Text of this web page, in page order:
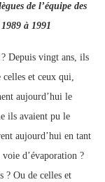
de l’équipe des
à 1991
Depuis vingt ans, ils
et ceux qui,
aujourd’hui le
ils avaient pu le
aujourd’hui en tant
d’évaporation ?
? Ou de celles et